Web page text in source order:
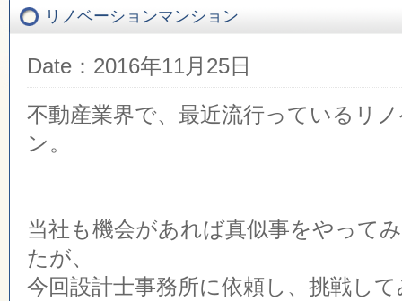
リノベーションマンション
Date：2016年11月25日
不動産業界で、最近流行っているリ
ン。
当社も機会があれば真似事をやって
たが、
今回設計士事務所に依頼し、挑戦し